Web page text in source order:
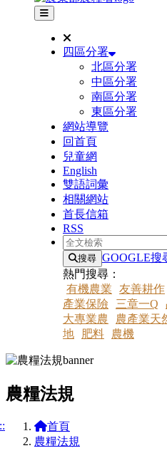
其他網站選單
四區分署
北區分署
中區分署
南區分署
東區分署
網站導覽
回首頁
兒童網
English
雙語詞彙
相關網站
首長信箱
RSS
全文檢索
搜尋 GOOGLE搜
熱門搜尋：
有機農業
友善耕作
產業保險
三章一Q
大專業農
農產業天
地
肥料 農機
農糧法規
首頁
農糧法規